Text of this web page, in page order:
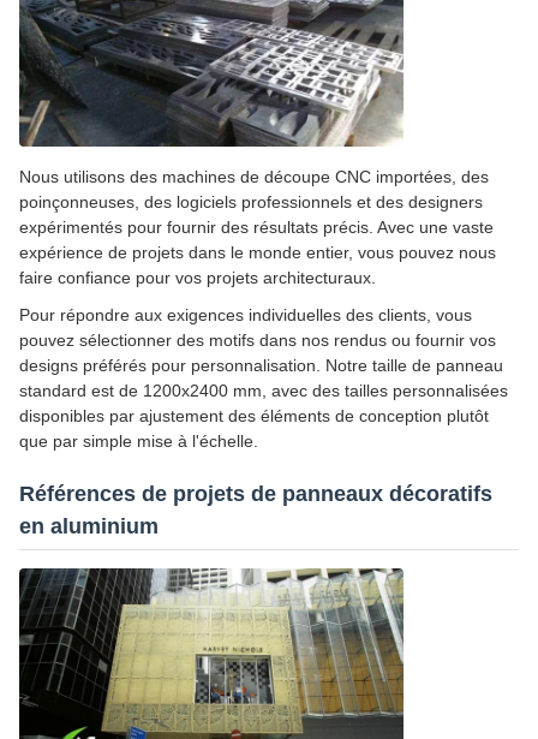
Nous utilisons des machines de découpe CNC importées, des
poinçonneuses, des logiciels professionnels et des designers
expérimentés pour fournir des résultats précis. Avec une vaste
expérience de projets dans le monde entier, vous pouvez nous
faire confiance pour vos projets architecturaux.
Pour répondre aux exigences individuelles des clients, vous
pouvez sélectionner des motifs dans nos rendus ou fournir vos
designs préférés pour personnalisation. Notre taille de panneau
standard est de 1200x2400 mm, avec des tailles personnalisées
disponibles par ajustement des éléments de conception plutôt
que par simple mise à l'échelle.
Références de projets de panneaux décoratifs
en aluminium